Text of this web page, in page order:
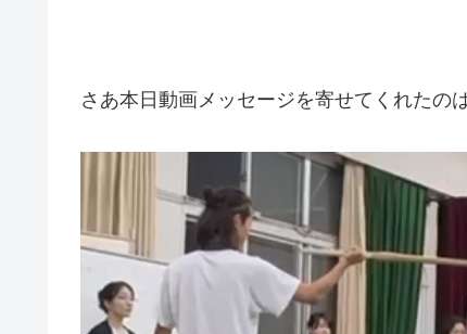
さあ本日動画メッセージを寄せてくれたの